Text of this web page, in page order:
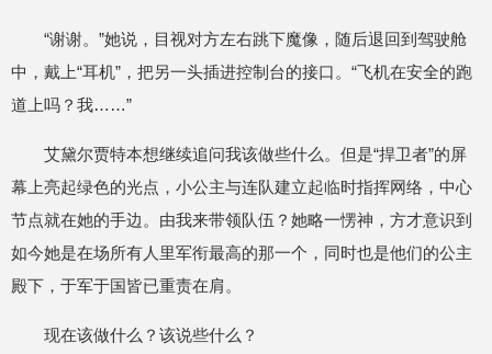
“谢谢。”她说，目视对方左右跳下魔像，随后退回到驾驶舱
中，戴上“耳机”，把另一头插进控制台的接口。“飞机在安全的跑
道上吗？我……”
艾黛尔贾特本想继续追问我该做些什么。但是“捍卫者”的屏
幕上亮起绿色的光点，小公主与连队建立起临时指挥网络，中心
节点就在她的手边。由我来带领队伍？她略一愣神，方才意识到
如今她是在场所有人里军衔最高的那一个，同时也是他们的公主
殿下，于军于国皆已重责在肩。
现在该做什么？该说些什么？